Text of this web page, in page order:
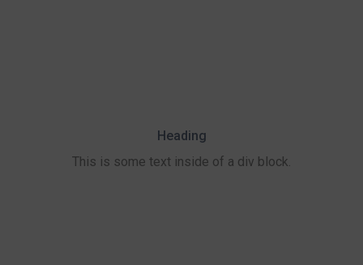
Heading
This is some text inside of a div block.